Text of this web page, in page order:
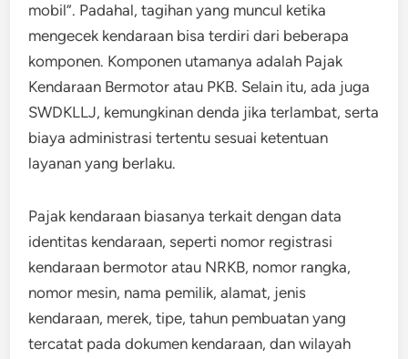
mobil”. Padahal, tagihan yang muncul ketika
mengecek kendaraan bisa terdiri dari beberapa
komponen. Komponen utamanya adalah Pajak
Kendaraan Bermotor atau PKB. Selain itu, ada juga
SWDKLLJ, kemungkinan denda jika terlambat, serta
biaya administrasi tertentu sesuai ketentuan
layanan yang berlaku.
Pajak kendaraan biasanya terkait dengan data
identitas kendaraan, seperti nomor registrasi
kendaraan bermotor atau NRKB, nomor rangka,
nomor mesin, nama pemilik, alamat, jenis
kendaraan, merek, tipe, tahun pembuatan yang
tercatat pada dokumen kendaraan, dan wilayah